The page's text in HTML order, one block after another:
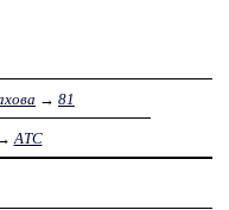
→ 81
АТС